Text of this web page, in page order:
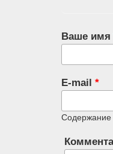
Ваше имя
E-mail *
Содержание